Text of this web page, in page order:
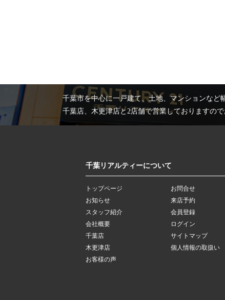
千葉市を中心に一戸建て、土地、マンションな
千葉店、木更津店と2店舗で営業しておりますの
千葉リアルティーについて
トップページ
お知らせ
スタッフ紹介
会社概要
千葉店
木更津店
お客様の声
お問合せ
来店予約
会員登録
ログイン
サイトマップ
個人情報の取扱い